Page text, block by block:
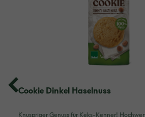
Cookie Dinkel Haselnuss
Knuspriger Genuss für Keks-Kenner!